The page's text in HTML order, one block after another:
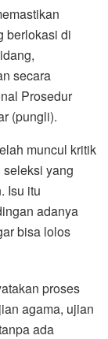
berlokasi di
secara
Prosedur
(pungli).
muncul kritik
yang
Isu itu
adanya
bisa lolos
proses
agama, ujian
ada